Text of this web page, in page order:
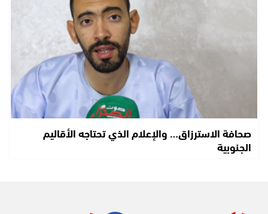
صحافة الاسترزاق… والإعلام الذي تحتاجه الأقاليم
الجنوبية